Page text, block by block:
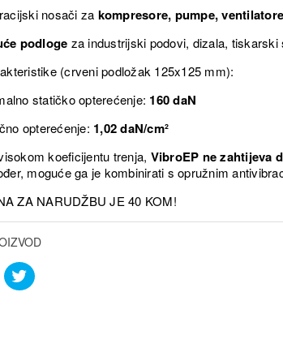
nosači za kompresore, pumpe,
podloge za industrijski podovi, dizala,
(crveni podložak 125x125 mm):
statičko opterećenje: 160 daN
opterećenje: 1,02 daN/cm²
koeficijentu trenja, VibroEP ne zahtijeva
moguće ga je kombinirati s opružnim
ZA NARUDŽBU JE 40 KOM!